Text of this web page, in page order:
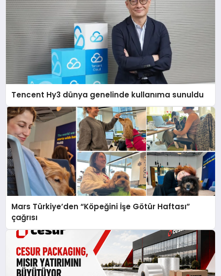
Tencent Hy3 dünya genelinde kullanıma sunuldu
Mars Türkiye’den “Köpeğini İşe Götür Haftası”
çağrısı